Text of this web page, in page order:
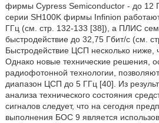
фирмы Cypress Semiconductor - до 12
серии SH100K фирмы Infinion
ГГц (см. стр. 132-133 [38]), а ПЛИС
быстродействие до 32,75 Гбит/с (см.
Быстродействие ЦСП несколько ниже,
Однако новые технические решения,
радиофотонной технологии,
диапазон ЦСП до 5 ГГц [40]. Из
анализа технического состояния
сигналов следует, что на сегодня
выполнения БОС 9 является